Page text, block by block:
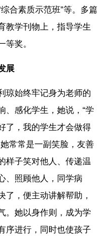
合素质示范班”等。多篇
教学刊物上，指导学生
等奖。
展
琼始终牢记身为老师的
、感化学生，她说，“学
了，我的学生才会做得
常常是一副笑脸，友善
样子笑对他人、传递温
、照顾他人，同学病
了，便主动讲解帮助，
。她以身作则，成为学
序进行，同时也使孩子